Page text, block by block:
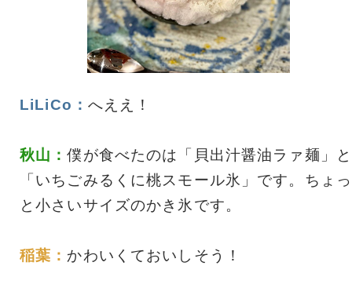
LiLiCo： へええ！
秋山：僕が食べたのは「貝出汁醤油ラァ麺」と
「いちごみるくに桃スモール氷」です。ちょっ
と小さいサイズのかき氷です。
稲葉： かわいくておいしそう！